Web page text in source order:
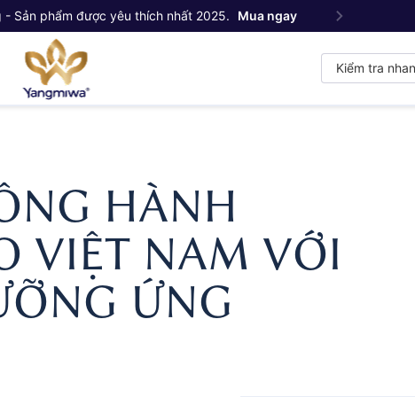
- Sản phẩm được yêu thích nhất 2025. Mua ngay
Kiểm tra
HÀNH
VIỆT NAM VỚI
ỨNG